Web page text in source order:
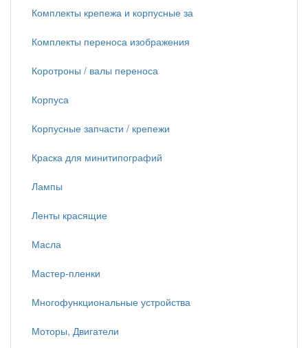
Комплекты крепежа и корпусные за
Комплекты переноса изображения
Коротроны / валы переноса
Корпуса
Корпусные запчасти / крепежи
Краска для минитипографий
Лампы
Ленты красящие
Масла
Мастер-пленки
Многофункциональные устройства
Моторы, Двигатели